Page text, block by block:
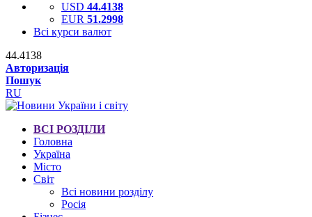
USD 44.4138
EUR 51.2998
Всі курси валют
44.4138
Авторизація
Пошук
RU
ВСІ РОЗДІЛИ
Головна
Україна
Місто
Світ
Всі новини розділу
Росія